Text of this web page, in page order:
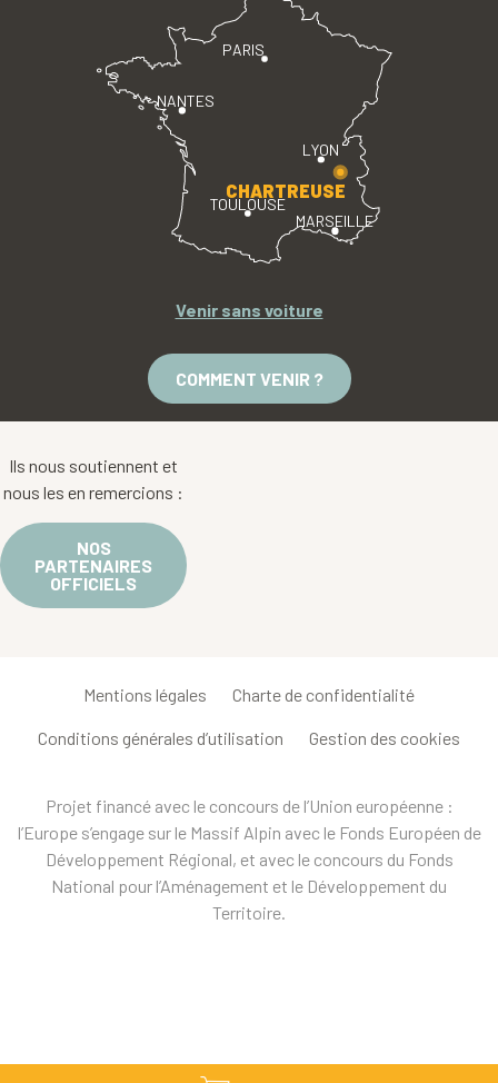
PARIS
LYON
TOULOUSE
MARSEILLE
NANTES
CHARTREUSE
Venir sans voiture
COMMENT VENIR ?
Ils nous soutiennent et
nous les en remercions :
NOS
PARTENAIRES
OFFICIELS
Mentions légales Charte de confidentialité
Conditions générales d’utilisation Gestion des cookies
Projet financé avec le concours de l’Union européenne :
l’Europe s’engage sur le Massif Alpin avec le Fonds Européen de
Développement Régional, et avec le concours du Fonds
National pour l’Aménagement et le Développement du
Territoire.